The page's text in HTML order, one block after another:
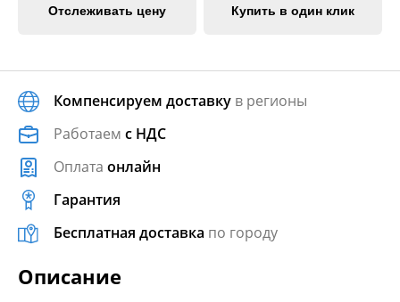
Отслеживать цену Купить в один клик
Компенсируем доставку в регионы
Работаем с НДС
Оплата онлайн
Гарантия
Бесплатная доставка по городу
Описание